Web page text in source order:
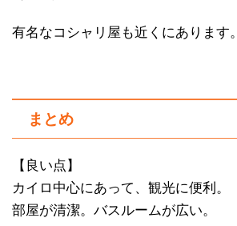
有名なコシャリ屋も近くにあります。
まとめ
【良い点】
カイロ中心にあって、観光に便利。
部屋が清潔。バスルームが広い。